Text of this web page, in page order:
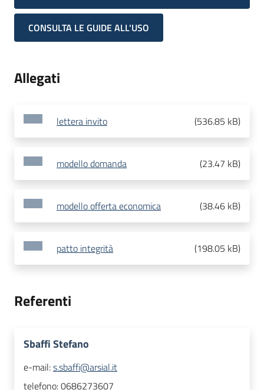
CONSULTA LE GUIDE ALL'USO
Allegati
lettera invito (536.85 kB)
modello domanda (23.47 kB)
modello offerta economica (38.46 kB)
patto integrità (198.05 kB)
Referenti
Sbaffi Stefano
e-mail:s.sbaffi@arsial.it
telefono:0686273607